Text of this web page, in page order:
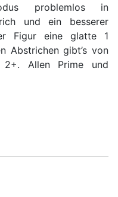
problemlos in
und ein besserer
Figur eine glatte 1
Abstrichen gibt’s von
Allen Prime und